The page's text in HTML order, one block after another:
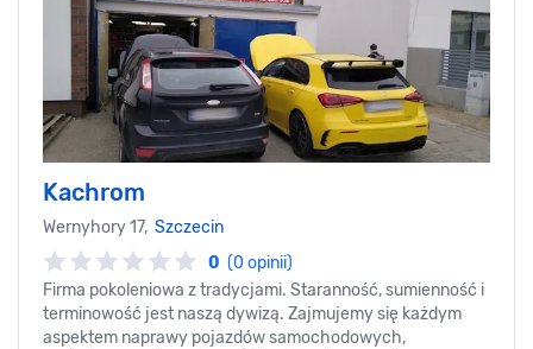
Kachrom
Wernyhory 17, Szczecin
0 (0 opinii)
Firma pokoleniowa z tradycjami. Staranność, sumienność i
terminowość jest naszą dywizą. Zajmujemy się każdym
aspektem naprawy pojazdów samochodowych,